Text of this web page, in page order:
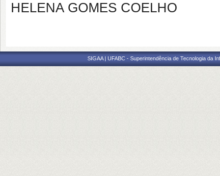
HELENA GOMES COELHO
SIGAA | UFABC - Superintendência de Tecnologia da